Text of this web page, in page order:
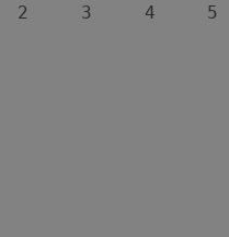
2 3 4 5